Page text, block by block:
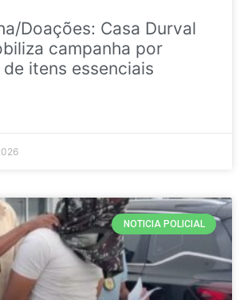
Doações: Casa Durval
campanha por
itens essenciais
NOTICIA POLICIAL